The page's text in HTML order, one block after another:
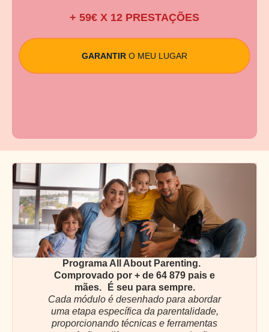
+ 59€ X 12 PRESTAÇÕES
GARANTIR O MEU LUGAR
Programa All About Parenting.
Comprovado por + de 64 879 pais e
mães. É seu para sempre.
Cada módulo é desenhado para abordar
uma etapa específica da parentalidade,
proporcionando técnicas e ferramentas